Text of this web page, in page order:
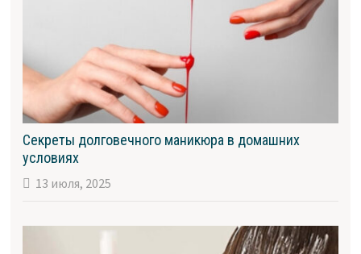
Секреты долговечного маникюра в домашних
условиях
13 июля, 2025